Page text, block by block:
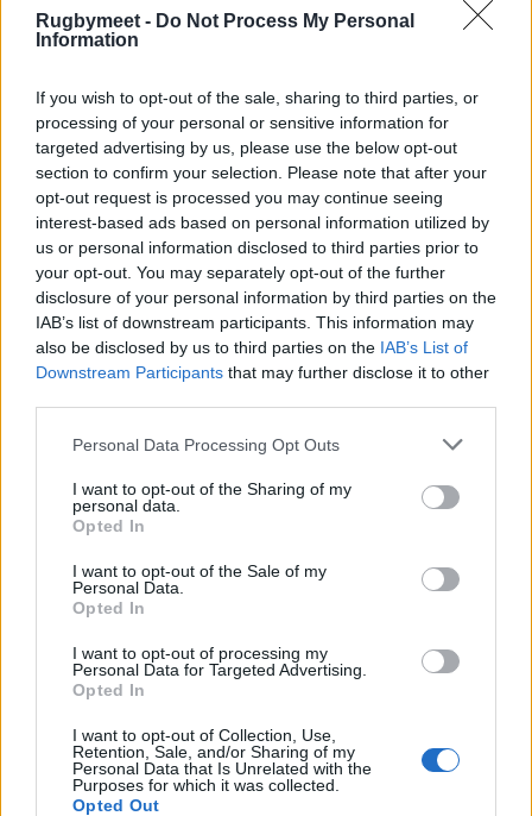
Rugbymeet - Do Not Process My Personal
Information
If you wish to opt-out of the sale, sharing to third parties, or
processing of your personal or sensitive information for
targeted advertising by us, please use the below opt-out
section to confirm your selection. Please note that after your
opt-out request is processed you may continue seeing
interest-based ads based on personal information utilized by
us or personal information disclosed to third parties prior to
your opt-out. You may separately opt-out of the further
disclosure of your personal information by third parties on the
IAB’s list of downstream participants. This information may
also be disclosed by us to third parties on the IAB’s List of
Downstream Participants that may further disclose it to other
Personal Data Processing Opt Outs
I want to opt-out of the Sharing of my
personal data.
Opted In
I want to opt-out of the Sale of my
Personal Data.
Opted In
I want to opt-out of processing my
Personal Data for Targeted Advertising.
Opted In
I want to opt-out of Collection, Use,
Retention, Sale, and/or Sharing of my
Personal Data that Is Unrelated with the
Purposes for which it was collected.
Opted Out